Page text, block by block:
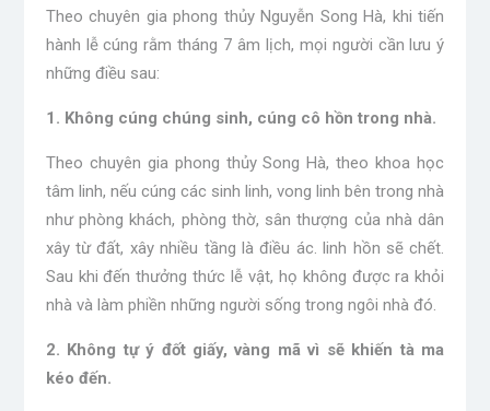
Theo chuyên gia phong thủy Nguyễn Song Hà, khi tiến
hành lễ cúng rằm tháng 7 âm lịch, mọi người cần lưu ý
những điều sau:
1. Không cúng chúng sinh, cúng cô hồn trong nhà.
Theo chuyên gia phong thủy Song Hà, theo khoa học
tâm linh, nếu cúng các sinh linh, vong linh bên trong nhà
như phòng khách, phòng thờ, sân thượng của nhà dân
xây từ đất, xây nhiều tầng là điều ác. linh hồn sẽ chết.
Sau khi đến thưởng thức lễ vật, họ không được ra khỏi
nhà và làm phiền những người sống trong ngôi nhà đó.
2. Không tự ý đốt giấy, vàng mã vì sẽ khiến tà ma
kéo đến.